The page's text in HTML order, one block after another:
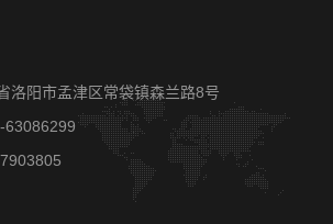
洛阳市孟津区常袋镇森兰路8号
63086299